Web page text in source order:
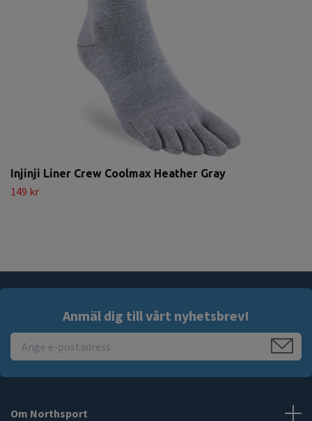
Injinji Liner Crew Coolmax Heather Gray
149 kr
Anmäl dig till vårt nyhetsbrev!
Om Northsport